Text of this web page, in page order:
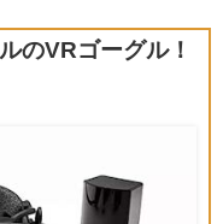
のVRゴーグル！